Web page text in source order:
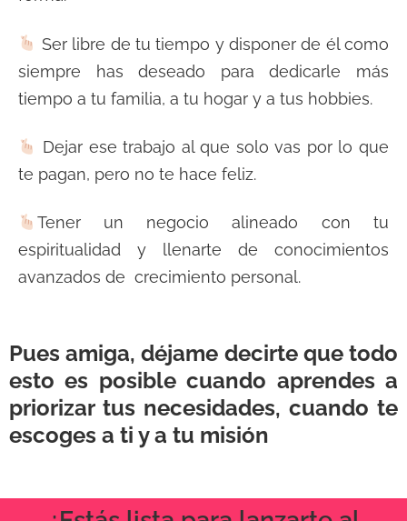
Ser libre de tu tiempo y disponer de él como
siempre has deseado para dedicarle más
tiempo a tu familia, a tu hogar y a tus hobbies.
Dejar ese trabajo al que solo vas por lo que
te pagan, pero no te hace feliz.
Tener un negocio alineado con tu
espiritualidad y llenarte de conocimientos
avanzados de crecimiento personal.
Pues amiga, déjame decirte que todo
esto es posible cuando aprendes a
priorizar tus necesidades, cuando te
escoges a ti y a tu misión